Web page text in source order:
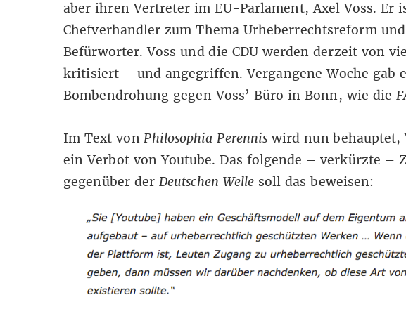
aber ihren Vertreter im EU-Parlament, Axel Voss. Er
Chefverhandler zum Thema Urheberrechtsreform
Befürworter. Voss und die CDU werden derzeit von
kritisiert – und angegriffen. Vergangene Woche gab
Bombendrohung gegen Voss’ Büro in Bonn,wie die
Im Text vonPhilosophia Perenniswird nun behauptet,
ein Verbot von Youtube. Das folgende – verkürzte –
gegenüber der Deutschen Welle soll das beweisen: